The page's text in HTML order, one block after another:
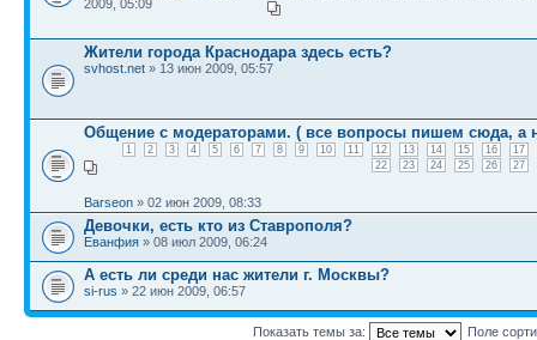
2009, 05:09
Жители города Краснодара здесь есть?
svhost.net » 13 июн 2009, 05:57
Общение с модераторами. ( все вопросы пишем сюда, а
1 2 3 4 5 6 7 8 9 10 11 12 13 14 15 16
17
22
23 24 25 26 27
Barseon » 02 июн 2009, 08:33
Девочки, есть кто из Ставрополя?
Еванфия » 08 июл 2009, 06:24
А есть ли среди нас жители г. Москвы?
si-rus » 22 июн 2009, 06:57
Показать темы за: Поле